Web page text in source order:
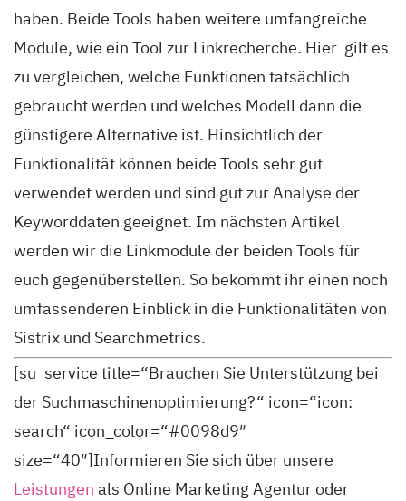
haben. Beide Tools haben weitere umfangreiche
Module, wie ein Tool zur Linkrecherche. Hier gilt es
zu vergleichen, welche Funktionen tatsächlich
gebraucht werden und welches Modell dann die
günstigere Alternative ist. Hinsichtlich der
Funktionalität können beide Tools sehr gut
verwendet werden und sind gut zur Analyse der
Keyworddaten geeignet. Im nächsten Artikel
werden wir die Linkmodule der beiden Tools für
euch gegenüberstellen. So bekommt ihr einen noch
umfassenderen Einblick in die Funktionalitäten von
Sistrix und Searchmetrics.
[su_service title=“Brauchen Sie Unterstützung bei
der Suchmaschinenoptimierung?“ icon=“icon:
search“ icon_color=“#0098d9″
size=“40″]Informieren Sie sich über unsere
Leistungen als Online Marketing Agentur oder